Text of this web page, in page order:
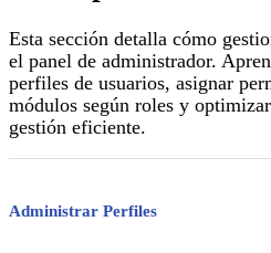
Esta sección detalla cómo
el panel de administrador.
perfiles de usuarios, asignar
módulos según roles y
gestión eficiente.
Administrar Perfiles